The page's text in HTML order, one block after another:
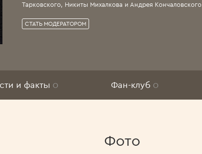
Тарковского, Никиты Михалкова и Андрея Кончаловского.
СТАТЬ МОДЕРАТОРОМ
и факты 0 Фан-клуб 0
Фото